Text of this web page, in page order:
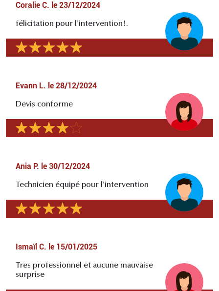
Coralie C. le 23/12/2024
félicitation pour l'intervention!.
Evann L. le 28/12/2024
Devis conforme
Ania P. le 30/12/2024
Technicien équipé pour l'intervention
Ismaïl C. le 15/01/2025
Tres professionnel et aucune mauvaise
surprise